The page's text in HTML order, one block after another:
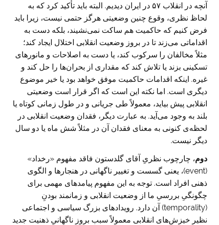
آنچه در انقلاب ۵۷ در ایران دیدیم. البته باید تأکید کرد که به
لحاظ نظری، وقوع چنین وضعیتی هرگز حتمی نیست، زیرا باید
فرض کنیم که حاکمیت هم ساکت نمی‌نشیند، بلکه دست به
اقداماتی می‌زند تا در بروز وضعیت انقلابی اختلال ایجاد کند؛
مثلاً مخالفان را سرکوب کند، یا دست به اصلاحات و مانورهای
تسکینی بزند یا تلاش کند که مقداری از بحران‌ها را حل کند و
غیره. اینکه اقدامات حاکمیت موفق خواهد بود یا خیر موضوع
دیگری است. اما نکته این است که اگر قرار است وضعیتی
انقلابی پیش بیاید، معمولاً طی جریانی و در طول زمانی کوتاه یا
بلند به وجود می‌آید. به عبارت دیگر، فقدان وضعیت انقلابی در
لحظه‌ی کنونی به معنای فقدان آن در مثلاً شش ماه یا دو سال
دیگر نیست.
دوم، چارچوب نظریِ آقای گلدستون فاقد مفهوم «رخداد»
(event)، یعنی گسست و تغییر ناگهانی در هنجارها و الگوی
ذهنی افراد است. توجه به این مفهوم پیامد‌های مهمی برای
چگونگیِ بررسیِ ما از وضعیت انقلابی و زمانمند بودنِ
(temporality) آن دارد. رویدادهای بزرگ سیاسی و اجتماعی
نظیر خیزش‌های انقلابی معمولاً سبب بروز ناگهانیِ ذهنیت جدید